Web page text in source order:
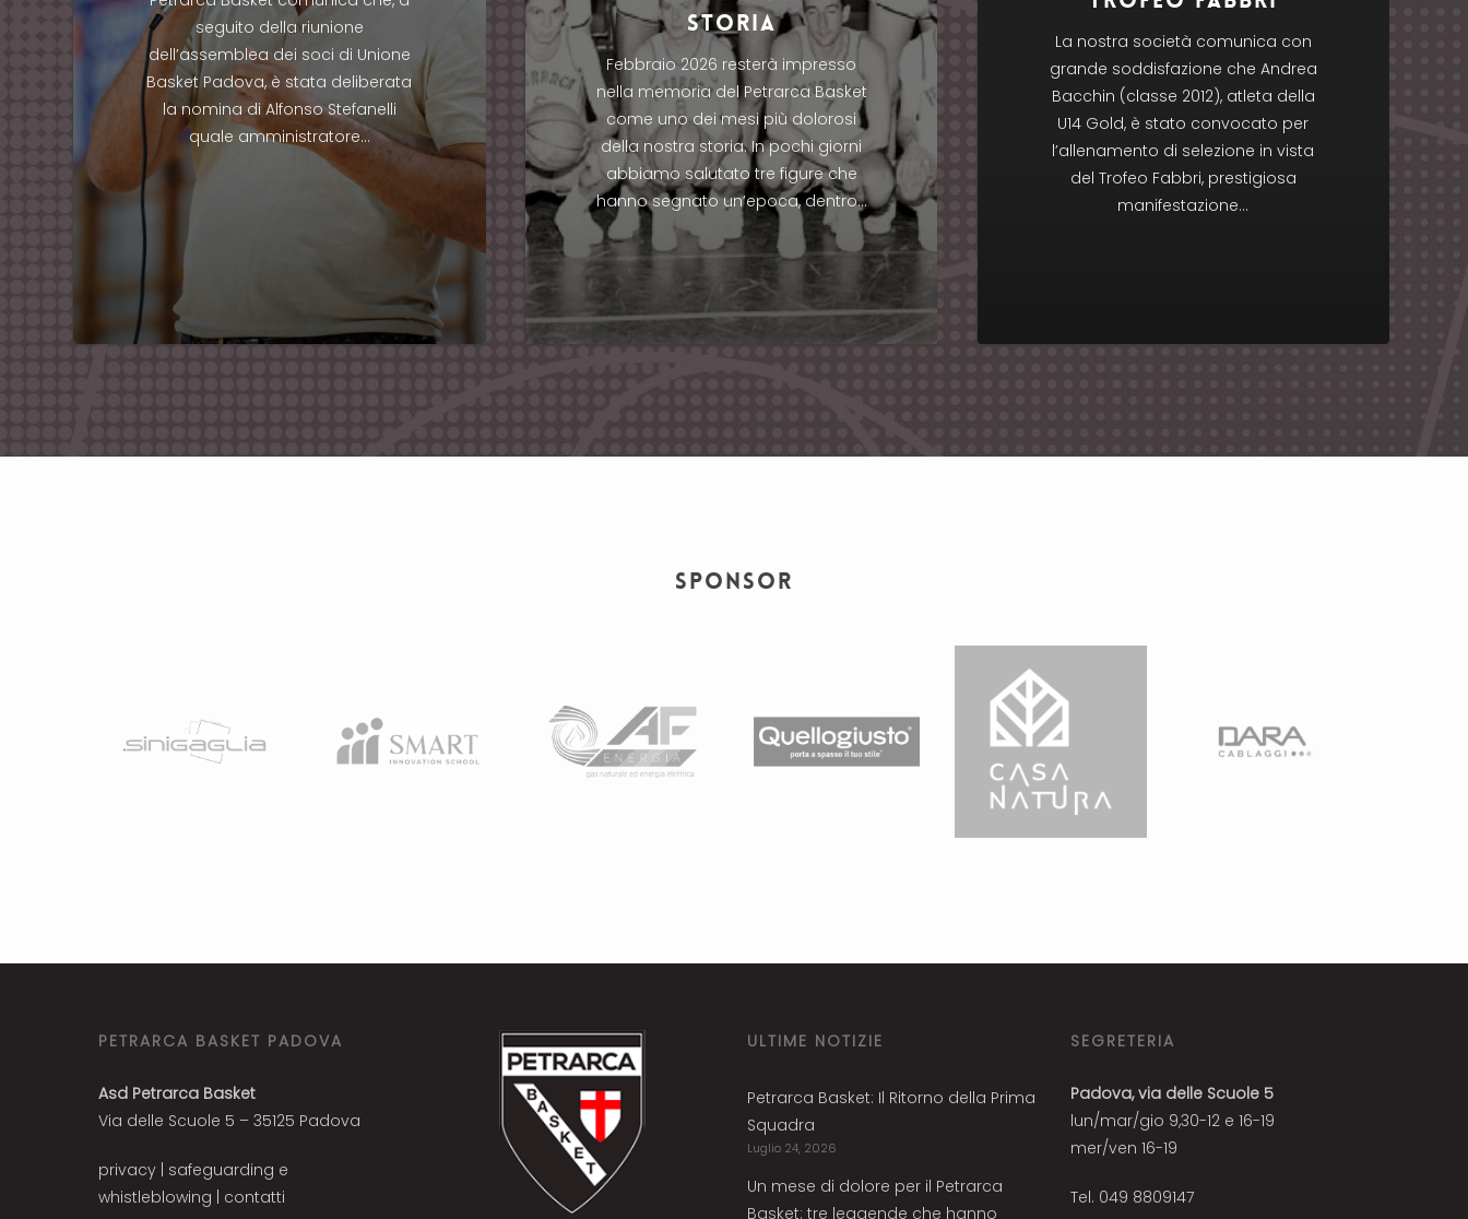
seguito della riunione
dell’assemblea dei soci di Unione
Basket Padova, è stata deliberata
la nomina di Alfonso Stefanelli
quale amministratore…
storia
Febbraio 2026 resterà impresso
nella memoria del Petrarca Basket
come uno dei mesi più dolorosi
della nostra storia. In pochi giorni
abbiamo salutato tre figure che
hanno segnato un’epoca, dentro…
La nostra società comunica con
grande soddisfazione che Andrea
Bacchin (classe 2012), atleta della
U14 Gold, è stato convocato per
l’allenamento di selezione in vista
del Trofeo Fabbri, prestigiosa
manifestazione…
SPONSOR
PETRARCA BASKET PADOVA
Asd Petrarca Basket
Via delle Scuole 5 – 35125 Padova
privacy safeguarding e
whistleblowing
contatti
ULTIME NOTIZIE
Petrarca Basket: Il Ritorno della Prima
Squadra
Luglio 24, 2026
Un mese di dolore per il Petrarca
Basket: tre leggende che hanno
SEGRETERIA
Padova, via delle Scuole 5
lun/mar/gio 9,30-12 e 16-19
mer/ven 16-19
Tel. 049 8809147